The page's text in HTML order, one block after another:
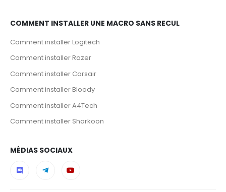
COMMENT INSTALLER UNE MACRO SANS RECUL
Comment installer Logitech
Comment installer Razer
Comment installer Corsair
Comment installer Bloody
Comment installer A4Tech
Comment installer Sharkoon
MÉDIAS SOCIAUX